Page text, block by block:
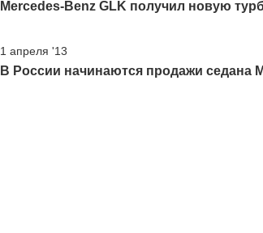
Mercedes-Benz GLK получил новую
1 апреля '13
В России начинаются продажи седана